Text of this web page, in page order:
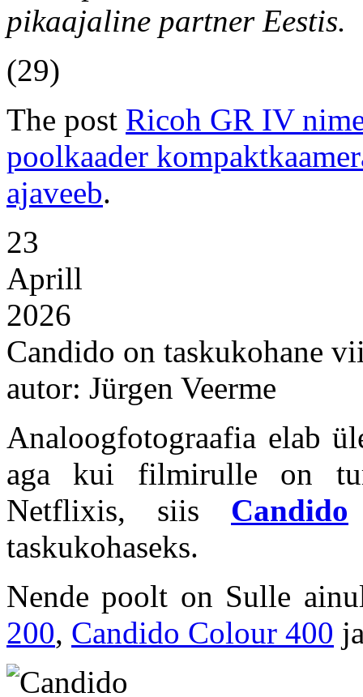
pikaajaline partner Eestis.
(29)
The post Ricoh GR IV
poolkaader
ajaveeb.
23
Aprill
2026
Candido on taskukohane
autor: Jürgen Veerme
Analoogfotograafia elab
aga kui filmirulle on
Netflixis, siis Candido
taskukohaseks.
Nende poolt on Sulle
200, Candido Colour 400